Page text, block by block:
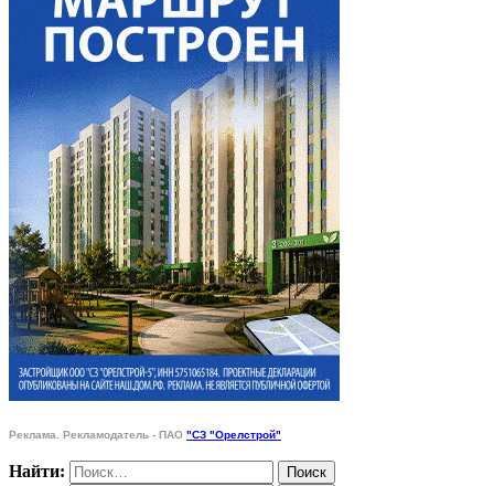
Реклама. Рекламодатель - ПАО "СЗ "Орелстрой"
Найти: